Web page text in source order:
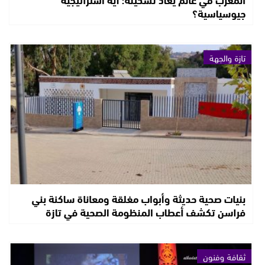
جيوسياسية؟
تازة والجهة
بنيات صحية حديثة وأبواب مغلقة ومعاناة ساكنة بني
فراسن تكشف أعطاب المنظومة الصحية في تازة
ثقافة وفنون